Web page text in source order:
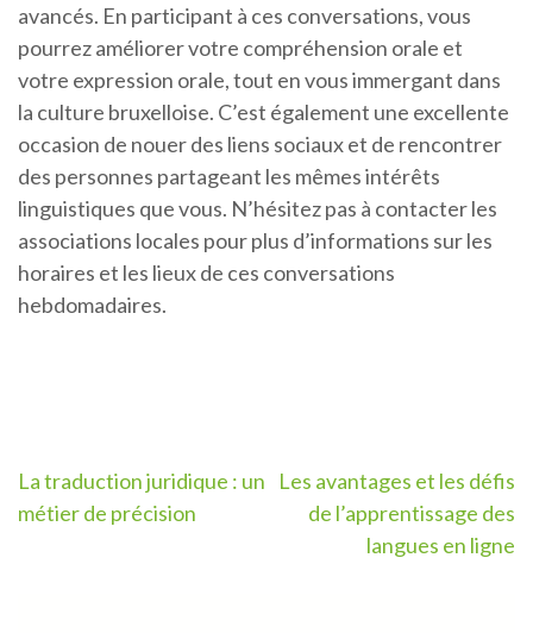
avancés. En participant à ces conversations, vous
pourrez améliorer votre compréhension orale et
votre expression orale, tout en vous immergant dans
la culture bruxelloise. C’est également une excellente
occasion de nouer des liens sociaux et de rencontrer
des personnes partageant les mêmes intérêts
linguistiques que vous. N’hésitez pas à contacter les
associations locales pour plus d’informations sur les
horaires et les lieux de ces conversations
hebdomadaires.
Navigation
La traduction juridique : un
métier de précision
Les avantages et les défis
de l’apprentissage des
langues en ligne